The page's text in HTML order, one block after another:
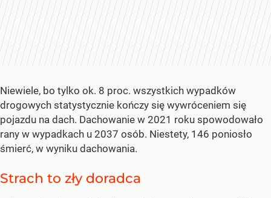
Niewiele, bo tylko ok. 8 proc. wszystkich wypadków
drogowych statystycznie kończy się wywróceniem się
pojazdu na dach. Dachowanie w 2021 roku spowodowało
rany w wypadkach u 2037 osób. Niestety, 146 poniosło
śmierć, w wyniku dachowania.
Strach to zły doradca